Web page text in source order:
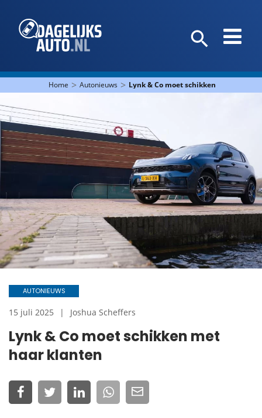
Home > Autonieuws > Lynk & Co moet schikken met haar
Lynk & Co moet schikken met
haar klanten
AUTONIEUWS
15 juli 2025 Joshua Scheffers